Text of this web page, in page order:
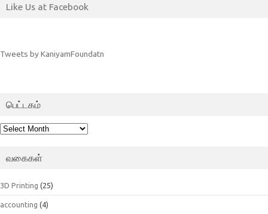
Like Us at Facebook
Tweets by KaniyamFoundatn
பெட்டகம்
பெட்டகம்
வகைகள்
3D Printing (25)
accounting (4)